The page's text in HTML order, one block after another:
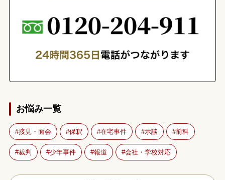
お悩み一覧
接見・面会 保釈 在宅事件 示談 前科
裁判 少年事件 報道 会社・学校対応